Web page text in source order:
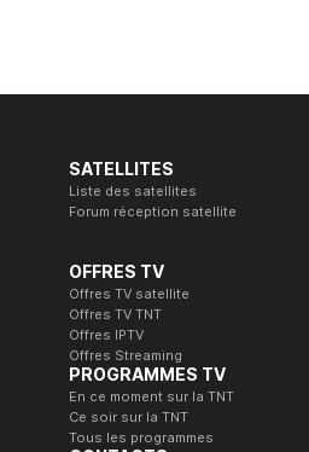
SATELLITES
Liste des satellites
Forum réception satellite
OFFRES TV
Offres TV satellite
Offres TV TNT
Offres IPTV
Offres Streaming
PROGRAMMES TV
En ce moment sur la TNT
Ce soir sur la TNT
Tous les programmes